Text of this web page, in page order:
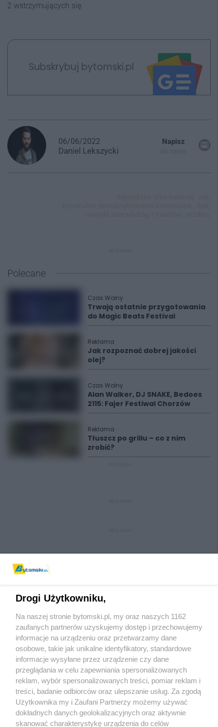
2 wstrzymujących się.
Subskrybuj bytomski.pl
06/06/2022
Daniel Lekszycki
Napisz
Polecane
Czas Wolny
Trwają ostatnie przygotowania
do Magic Beats Festival
Reklama
Jak rozpoznać dobrej jakości
olej?
Czas Wolny
Alan Walker, DJ SNAKE, Bedoes
2115: Fajer Festiwal Chorzów
Reklama
Tłuszcz po grillu – co z nim
zrobić?
Wydawca mediów lokalnych
Nie zapomnij
zapoznać się z:
polityką prywatności regulamin korzystania z portali
Twojemiasto
Piekary Śląskie
Skontaktuj sięz nami
Kontakt
Drogi Użytkowniku,
Na naszej stronie bytomski.pl, my oraz naszych 1162
zaufanych partnerów uzyskujemy dostęp i przechowujemy
informacje na urządzeniu oraz przetwarzamy dane
osobowe, takie jak unikalne identyfikatory, standardowe
informacje wysyłane przez urządzenie czy dane
przeglądania w celu zapewniania spersonalizowanych
reklam, wybór spersonalizowanych treści, pomiar reklam i
treści, badanie odbiorców oraz ulepszanie usług. Za zgodą
Użytkownika my i Zaufani Partnerzy możemy używać
dokładnych danych geolokalizacyjnych oraz aktywnie
skanować charakterystykę urządzenia do celów